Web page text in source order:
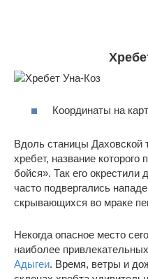
Координаты на
Вдоль станицы Даховской
хребет, название
бойся». Так его окрестили
часто подвергались
скрывающихся во мраке
Некогда опасное место
наиболее привлекательных
Адыгеи. Время, ветры и